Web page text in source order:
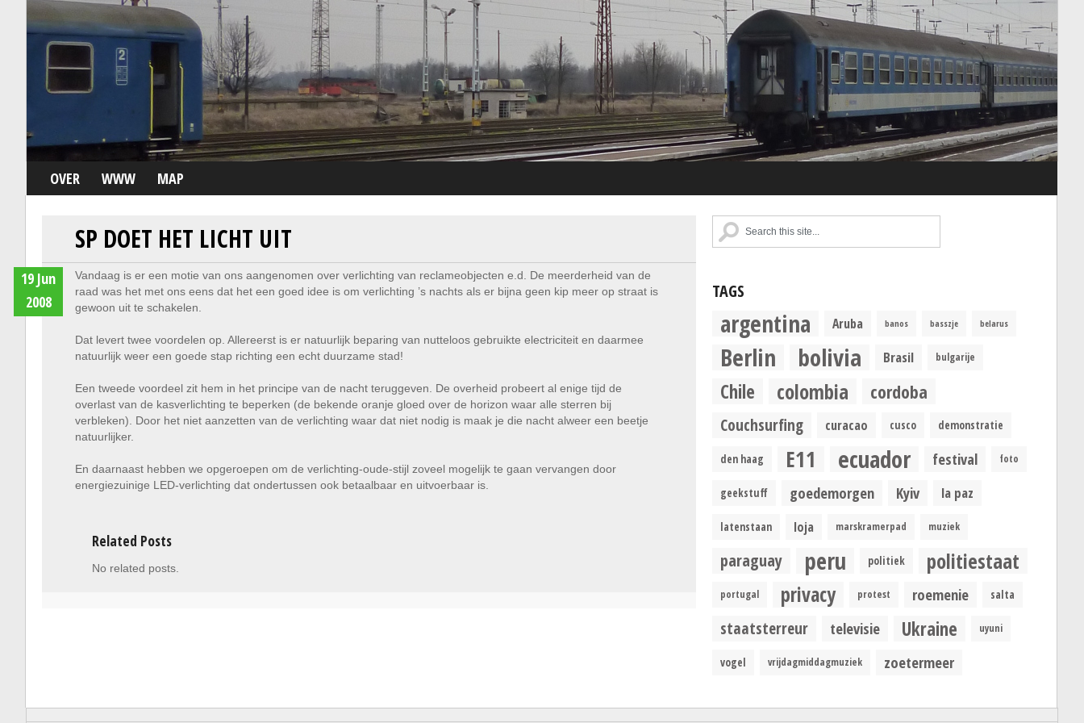
OVER WWW MAP
SP DOET HET LICHT UIT
19 Jun
2008
Vandaag is er een motie van ons aangenomen over verlichting van reclameobjecten e.d. De meerderheid van de
raad was het met ons eens dat het een goed idee is om verlichting ’s nachts als er bijna geen kip meer op straat is
gewoon uit te schakelen.
Dat levert twee voordelen op. Allereerst is er natuurlijk beparing van nutteloos gebruikte electriciteit en daarmee
natuurlijk weer een goede stap richting een echt duurzame stad!
Een tweede voordeel zit hem in het principe van de nacht teruggeven. De overheid probeert al enige tijd de
overlast van de kasverlichting te beperken (de bekende oranje gloed over de horizon waar alle sterren bij
verbleken). Door het niet aanzetten van de verlichting waar dat niet nodig is maak je die nacht alweer een beetje
natuurlijker.
En daarnaast hebben we opgeroepen om de verlichting-oude-stijl zoveel mogelijk te gaan vervangen door
energiezuinige LED-verlichting dat ondertussen ook betaalbaar en uitvoerbaar is.
Related Posts
No related posts.
TAGS
argentina Aruba banos basszje belarus
Berlin bolivia Brasil bulgarije
Chile colombia cordoba
Couchsurfing curacao cusco demonstratie
den haag E11 ecuador festival foto
geekstuff goedemorgen Kyiv la paz
latenstaan loja marskramerpad muziek
paraguay peru politiek politiestaat
portugal privacy protest roemenie salta
staatsterreur televisie Ukraine uyuni
vogel vrijdagmiddagmuziek zoetermeer